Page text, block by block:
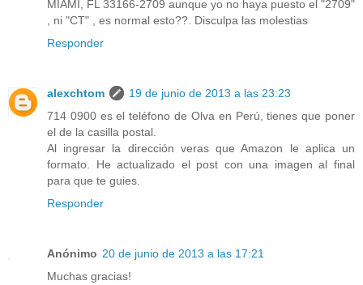
MIAMI, FL 33166-2709 aunque yo no haya puesto el "2709"
, ni "CT" , es normal esto??. Disculpa las molestias
Responder
alexchtom
19 de junio de 2013 a las 23:23
714 0900 es el teléfono de Olva en Perú, tienes que poner
el de la casilla postal.
Al ingresar la dirección veras que Amazon le aplica un
formato. He actualizado el post con una imagen al final
para que te guies.
Responder
Anónimo 20 de junio de 2013 a las 17:21
Muchas gracias!